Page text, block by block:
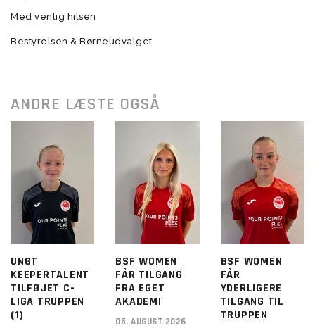
Med venlig hilsen
Bestyrelsen & Børneudvalget
ANDRE LÆSTE OGSÅ
UNGT
KEEPERTALENT
TILFØJET C-
LIGA TRUPPEN
(1)
BSF WOMEN
FÅR TILGANG
FRA EGET
AKADEMI
05. AUGUST 2026
BSF WOMEN
FÅR
YDERLIGERE
TILGANG TIL
TRUPPEN